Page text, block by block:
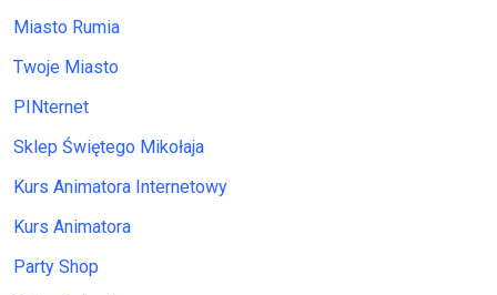
Miasto Rumia
Twoje Miasto
PINternet
Sklep Świętego Mikołaja
Kurs Animatora Internetowy
Kurs Animatora
Party Shop